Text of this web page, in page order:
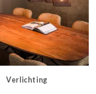
Verlichting